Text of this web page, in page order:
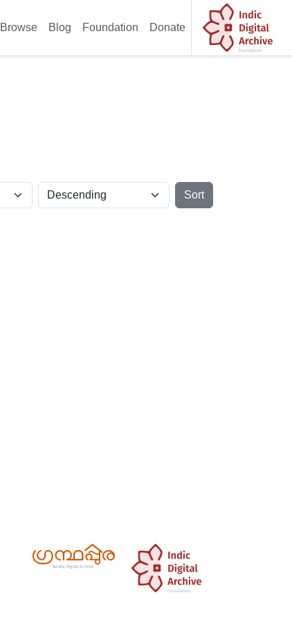
Browse Blog Foundation Donate
Sort